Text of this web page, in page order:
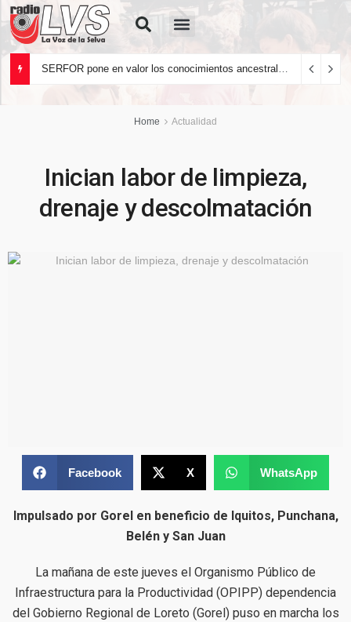
Home Actualidad
Inician labor de limpieza,
drenaje y descolmatación
Facebook X WhatsApp
Impulsado por Gorel en beneficio de Iquitos, Punchana,
Belén y San Juan
La mañana de este jueves el Organismo Público de
Infraestructura para la Productividad (OPIPP) dependencia
del Gobierno Regional de Loreto (Gorel) puso en marcha los